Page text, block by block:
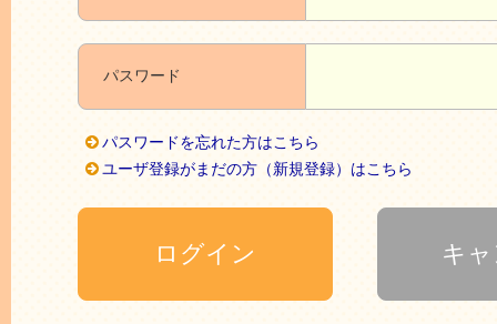
パスワード
パスワードを忘れた方はこちら
ユーザ登録がまだの方（新規登録）はこちら